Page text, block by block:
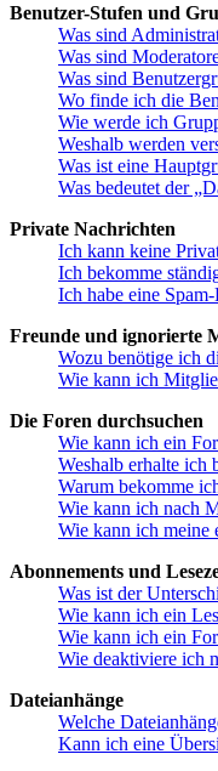
Benutzer-Stufen und
Was sind
Was sind
Was sind
Wo finde ich die
Wie werde ich
Weshalb werden
Was ist eine
Was bedeutet der
Private Nachrichten
Ich kann keine
Ich bekomme
Ich habe eine
Freunde und ignorierte
Wozu benötige ich
Wie kann ich
Die Foren durchsuchen
Wie kann ich ein
Weshalb erhalte ich
Warum bekomme
Wie kann ich nach
Wie kann ich meine
Abonnements und
Was ist der
Wie kann ich ein
Wie kann ich ein
Wie deaktiviere ich
Dateianhänge
Welche
Kann ich eine